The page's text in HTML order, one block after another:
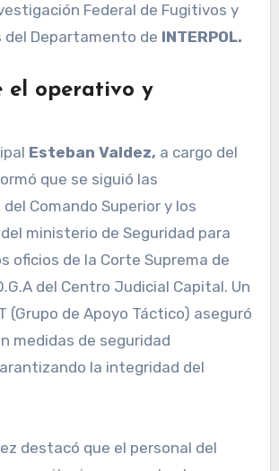
Federal de Fugitivos y
del Departamento de INTERPOL.
el operativo y
Esteban Valdez, a cargo del
que se siguió las
Comando Superior y los
ministerio de Seguridad para
oficios de la Corte Suprema de
del Centro Judicial Capital. Un
(Grupo de Apoyo Táctico) aseguró
medidas de seguridad
la integridad del
destacó que el personal del